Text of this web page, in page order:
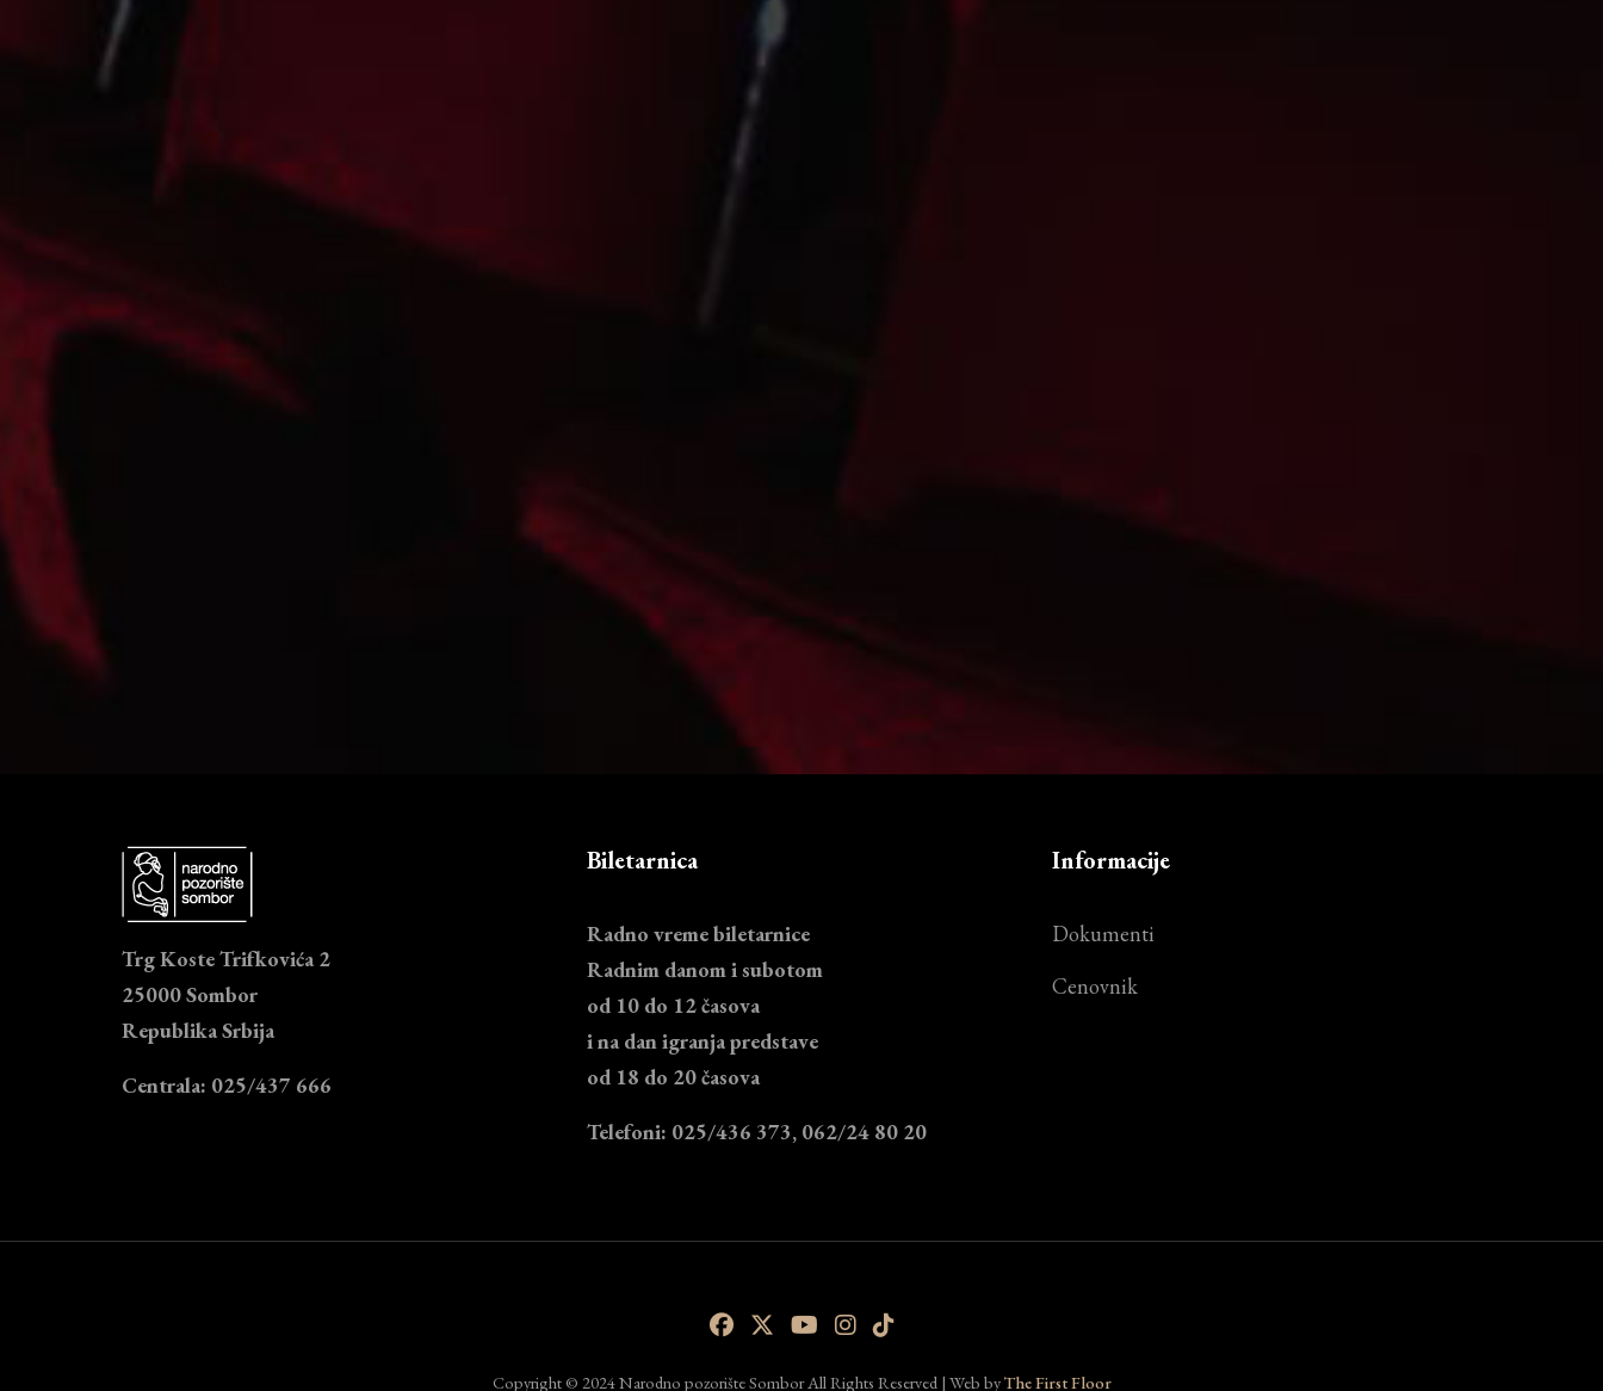
Trg Koste Trifkovića 2
25000 Sombor
Republika Srbija
Centrala: 025/437 666
Biletarnica
Radno vreme biletarnice
Radnim danom i subotom
od 10 do 12 časova
i na dan igranja predstave
od 18 do 20 časova
Telefoni: 025/436 373, 062/24 80 20
Informacije
Dokumenti
Cenovnik
Copyright © 2024 Narodno pozorište Sombor All Rights Reserved | Web byThe First Floor